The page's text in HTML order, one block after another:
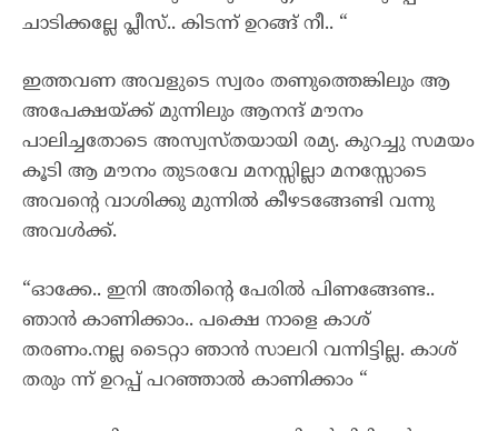
ചാടിക്കല്ലേ പ്ലീസ്.. കിടന്ന് ഉറങ്ങ് നീ.. “
ഇത്തവണ അവളുടെ സ്വരം തണുത്തെങ്കിലും ആ
അപേക്ഷയ്ക്ക് മുന്നിലും ആനന്ദ് മൗനം
പാലിച്ചതോടെ അസ്വസ്തയായി രമ്യ. കുറച്ചു സമയം
കൂടി ആ മൗനം തുടരവേ മനസ്സില്ലാ മനസ്സോടെ
അവന്റെ വാശിക്കു മുന്നിൽ കീഴടങ്ങേണ്ടി വന്നു
അവൾക്ക്.
“ഓക്കേ.. ഇനി അതിന്റെ പേരിൽ പിണങ്ങേണ്ട..
ഞാൻ കാണിക്കാം.. പക്ഷെ നാളെ കാശ്
തരണം.നല്ല ടൈറ്റാ ഞാൻ സാലറി വന്നിട്ടില്ല. കാശ്
തരും ന്ന് ഉറപ്പ് പറഞ്ഞാൽ കാണിക്കാം “